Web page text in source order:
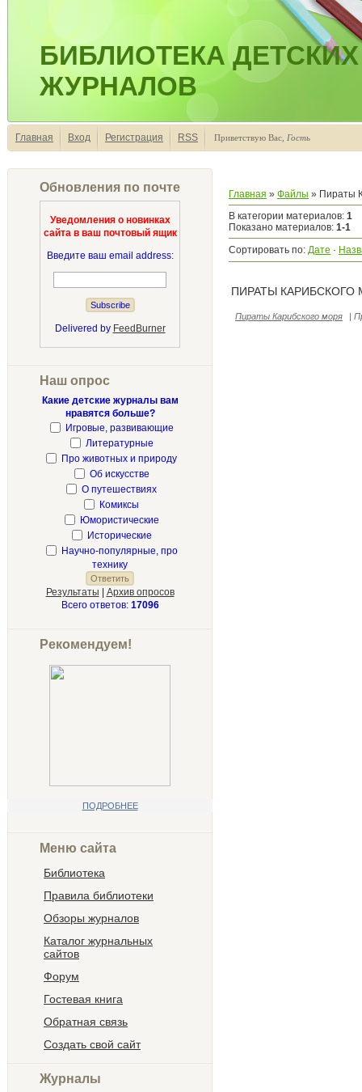
БИБЛИОТЕКА ДЕТСКИХ
ЖУРНАЛОВ
Главная Вход Регистрация RSS Приветствую Вас Гость
Обновления по почте
Уведомления о новинках
сайта в ваш почтовый ящик
Введите ваш email address:
Delivered by FeedBurner
Наш опрос
Какие детские журналы вам
нравятся больше?
Игровые, развивающие
Литературные
Про животных и природу
Об искусстве
О путешествиях
Комиксы
Юмористические
Исторические
Научно-популярные, про
технику
Результаты
Архив опросов
Всего ответов: 17096
Рекомендуем!
ПОДРОБНЕЕ
Меню сайта
Библиотека
Правила библиотеки
Обзоры журналов
Каталог журнальных
сайтов
Форум
Гостевая книга
Обратная связь
Создать свой сайт
Журналы
Главная » Файлы » Пираты
В категории материалов: 1
Показано материалов: 1-1
Сортировать по: Дате ·
ПИРАТЫ КАРИБСКОГО
Пираты Карибского моря |